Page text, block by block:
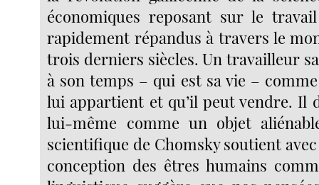
économiques reposant sur le
rapidement répandus à travers le
trois derniers siècles. Un travailleur
à son temps – qui est sa vie –
lui appartient et qu’il peut vendre. Il
lui-même comme un objet
scientifique de Chomsky soutient
conception des êtres humains